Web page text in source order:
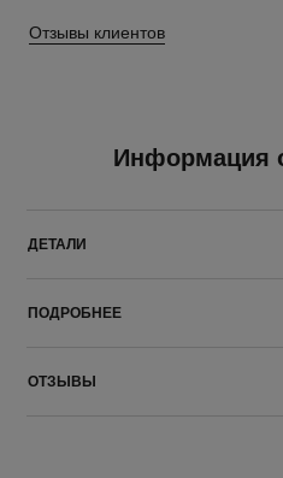
Отзывы клиентов
Информация
ДЕТАЛИ
ПОДРОБНЕЕ
ОТЗЫВЫ